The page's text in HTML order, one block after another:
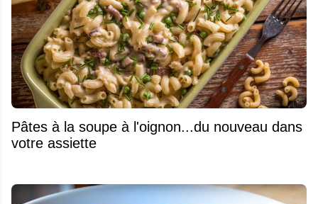
Pâtes à la soupe à l'oignon...du nouveau dans
votre assiette